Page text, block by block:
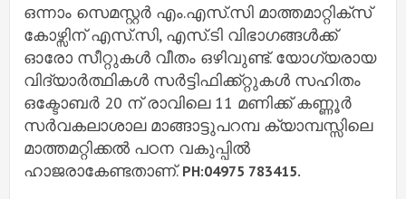
ഒന്നാം സെമസ്റ്റർ എം.എസ്.സി മാത്തമാറ്റിക്സ്
കോഴ്സിന് എസ്.സി, എസ്.ടി വിഭാഗങ്ങൾക്ക്
ഓരോ സീറ്റുകൾ വീതം ഒഴിവുണ്ട്. യോഗ്യരായ
വിദ്യാർത്ഥികൾ സർട്ടിഫിക്ക്റ്റുകൾ സഹിതം
ഒക്ടോബർ 20 ന് രാവിലെ 11 മണിക്ക് കണ്ണൂർ
സർവകലാശാല മാങ്ങാട്ടുപറമ്പ ക്യാമ്പസ്സിലെ
മാത്തമറ്റിക്കൽ പഠന വകുപ്പിൽ
ഹാജരാകേണ്ടതാണ്. PH:04975 783415.